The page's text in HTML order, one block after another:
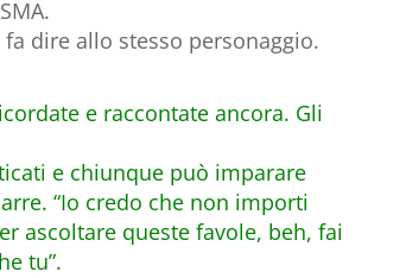
dire allo stesso personaggio.
e raccontate ancora. Gli
e chiunque può imparare
“Io credo che non importi
ascoltare queste favole, beh, fai
tu”.